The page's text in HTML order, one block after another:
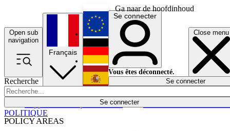
Ga naar de hoofdinhoud
Open sub
navigation
Close menu
Recherche
Se connecter
POLICY AREAS
Économie
Français
English
Deutsch
Español
Se connecter
Vous êtes déconnecté.
Se connecter
POLITIQUE